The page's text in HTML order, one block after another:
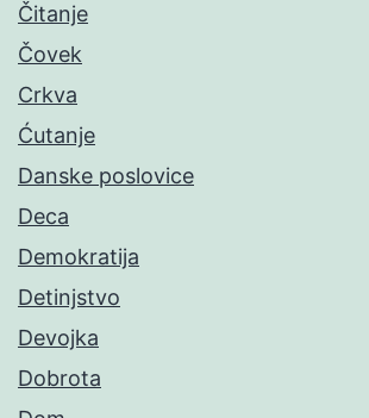
Čitanje
Čovek
Crkva
Ćutanje
Danske poslovice
Deca
Demokratija
Detinjstvo
Devojka
Dobrota